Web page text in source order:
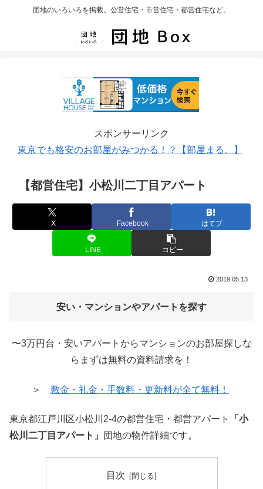
団地のいろいろを掲載。公営住宅・市営住宅・都営住宅など。
スポンサーリンク
東京でも格安のお部屋がみつかる！？【部屋まる。】
【都営住宅】小松川二丁目アパート
X Facebook はてブ
LINE コピー
2019.05.13
安い・マンションやアパートを探す
〜3万円台・安いアパートからマンションのお部屋探しな
らまずは無料の資料請求を！
＞ 敷金・礼金・手数料・更新料が全て無料！
東京都江戸川区小松川2-4の都営住宅・都営アパート
「小
松川二丁目アパート」
団地の物件詳細です。
目次